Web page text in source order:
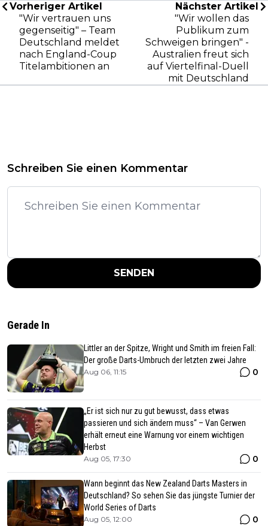
Vorheriger Artikel
"Wir vertrauen uns
gegenseitig" – Team
Deutschland meldet
nach England-Coup
Titelambitionen an
Nächster Artikel
"Wir wollen das
Publikum zum
Schweigen bringen" -
Australien freut sich
auf Viertelfinal-Duell
mit Deutschland
Schreiben Sie einen Kommentar
SENDEN
Gerade In
Littler an der Spitze, Wright und Smith im freien Fall:
Der große Darts-Umbruch der letzten zwei Jahre
Aug 06, 11:15 0
„Er ist sich nur zu gut bewusst, dass etwas
passieren und sich ändern muss“ – Van Gerwen
erhält erneut eine Warnung vor einem wichtigen
Herbst
Aug 05, 17:30 0
Wann beginnt das New Zealand Darts Masters in
Deutschland? So sehen Sie das jüngste Turnier der
World Series of Darts
Aug 05, 12:00 0